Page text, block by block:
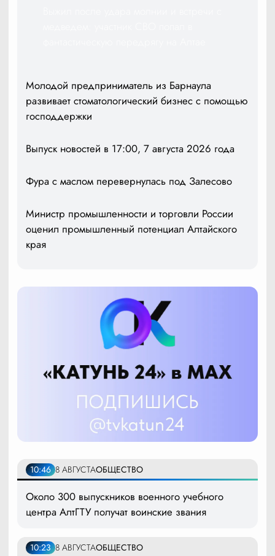
Молодой предприниматель из Барнаула
развивает стоматологический бизнес с помощью
господдержки
Выпуск новостей в 17:00, 7 августа 2026 года
Фура с маслом перевернулась под Залесово
Министр промышленности и торговли России
оценил промышленный потенциал Алтайского
края
10:46 8 АВГУСТАОБЩЕСТВО
Около 300 выпускников военного учебного
центра АлтГТУ получат воинские звания
10:23 8 АВГУСТАОБЩЕСТВО